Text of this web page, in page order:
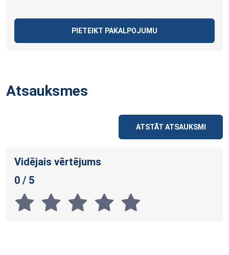
PIETEIKT PAKALPOJUMU
Atsauksmes
ATSTĀT ATSAUKSMI
Vidējais vērtējums
0 / 5